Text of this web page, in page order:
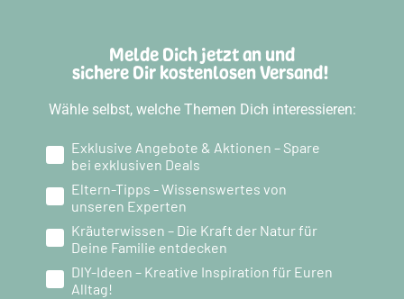
Melde Dich jetzt an und
sichere Dir kostenlosen Versand!
Wähle selbst, welche Themen Dich interessieren:
Exklusive Angebote & Aktionen – Spare
bei exklusiven Deals
Eltern-Tipps - Wissenswertes von
unseren Experten
Kräuterwissen – Die Kraft der Natur für
Deine Familie entdecken
DIY-Ideen – Kreative Inspiration für Euren
Alltag!